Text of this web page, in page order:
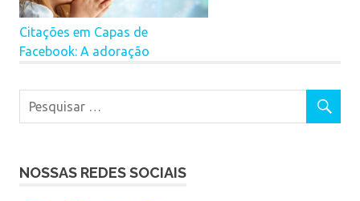
Citações em Capas de
Facebook: A adoração
NOSSAS REDES SOCIAIS